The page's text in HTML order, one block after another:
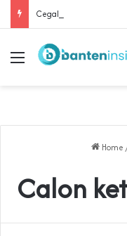
Menu
Home
Calon